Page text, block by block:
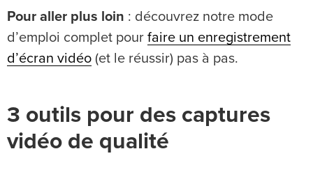
Pour aller plus loin : découvrez notre mode
d’emploi complet pour faire un enregistrement
d’écran vidéo (et le réussir) pas à pas.
3 outils pour des captures
vidéo de qualité